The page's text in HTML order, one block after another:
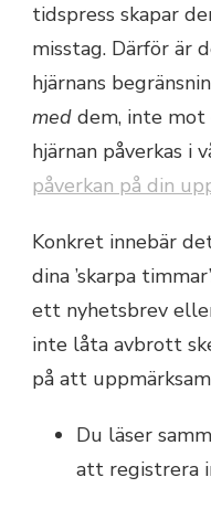
tidspress skapar
misstag. Därför är
hjärnans
med dem, inte mot
hjärnan påverkas i
påverkan på din
Konkret innebär
dina ’skarpa
ett nyhetsbrev
inte låta avbrott
på att
Du läser
att registrera